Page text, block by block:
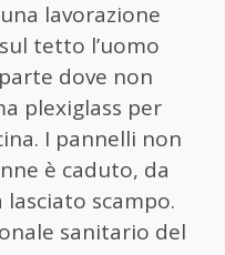
lavorazione
tetto l’uomo
dove non
plexiglass per
I pannelli non
è caduto, da
lasciato scampo.
sanitario del